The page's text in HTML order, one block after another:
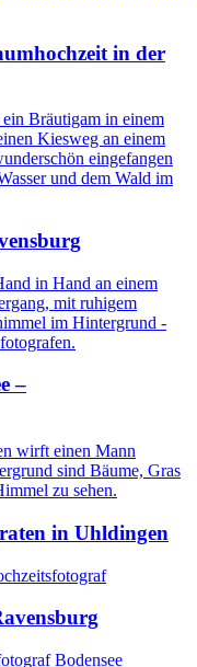
in der
–
in Uhldingen